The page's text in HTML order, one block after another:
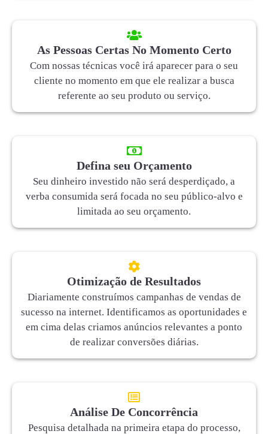
As Pessoas Certas No Momento Certo
Com nossas técnicas você irá aparecer para o seu
cliente no momento em que ele realizar a busca
referente ao seu produto ou serviço.
Defina seu Orçamento
Seu dinheiro investido não será desperdiçado, a
verba consumida será focada no seu público-alvo e
limitada ao seu orçamento.
Otimização de Resultados
Diariamente construímos campanhas de vendas de
sucesso na internet. Identificamos as oportunidades e
em cima delas criamos anúncios relevantes a ponto
de realizar conversões diárias.
Análise De Concorrência
Pesquisa detalhada na primeira etapa do processo,